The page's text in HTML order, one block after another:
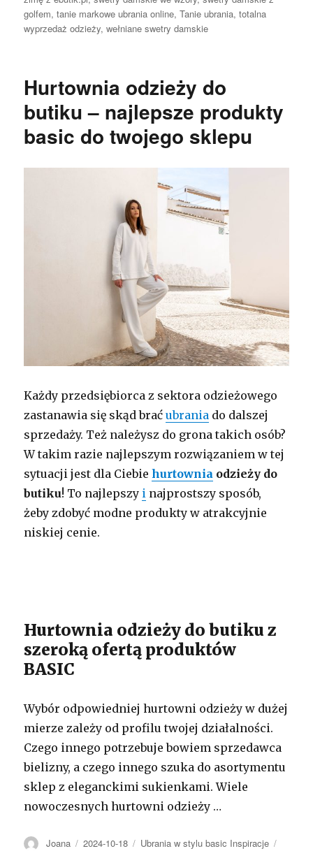
golfem,tanie markowe ubrania online,Tanie ubrania,totalna
wyprzedaż odzieży,wełniane swetry damskie
Hurtownia odzieży do
butiku – najlepsze produkty
basic do twojego sklepu
Każdy przedsiębiorca z sektora odzieżowego
zastanawia się skąd braćubrania do dalszej
sprzedaży. Też należysz do grona takich osób?
W takim razie najlepszym rozwiązaniem w tej
sytuacji jest dla Ciebiehurtownia odzieży do
butiku! To najlepszy i najprostszy sposób,
żeby zdobyć modne produkty w atrakcyjnie
niskiej cenie.
Hurtownia odzieży do butiku z
szeroką ofertą produktów
BASIC
Wybór odpowiedniej hurtowni odzieży w dużej
mierze zależy od profilu twojej działalności.
Czego innego potrzebuje bowiem sprzedawca
bielizny, a czego innego szuka do asortymentu
sklep z eleganckimi sukienkami. Wiele
nowoczesnych hurtowni odzieży …
Autor
Joana Opublikowano
2024-10-18 Kategorie
Ubrania w stylu basic Inspiracje